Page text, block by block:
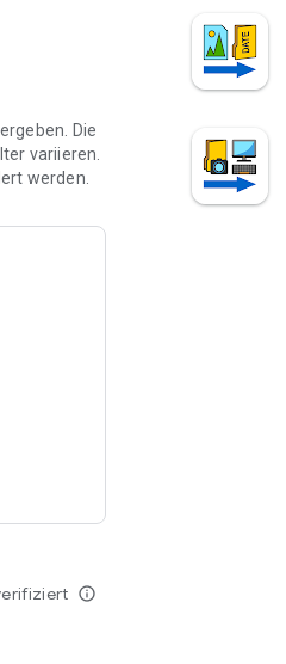
Die
variieren.
werden.
info_outline